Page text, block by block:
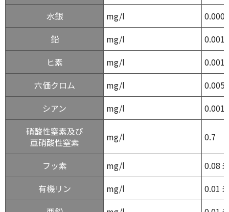
水銀
mg/l
鉛
mg/l
0.001
ヒ素
mg/l
0.001
六価クロム
mg/l
0.005
シアン
mg/l
0.001
硝酸性窒素及び
亜硝酸性窒素
mg/l 0.7
フッ素 mg/l
0.08
有機リン
mg/l
0.01